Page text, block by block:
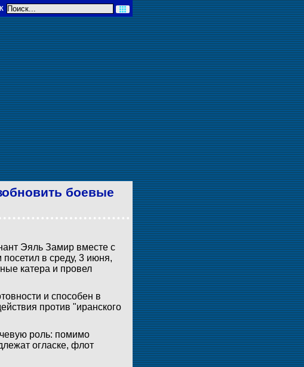
боевые
Эяль Замир вместе с
в среду, 3 июня,
катера и провел
и способен в
против "иранского
роль: помимо
огласке, флот